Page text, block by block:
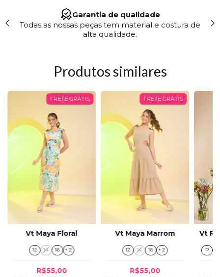
Garantia de qualidade
as nossas peças tem material e costura de
alta qualidade.
Produtos similares
FRETE GRÁTIS
Vt Maya Floral
12 14 16 + 2
R$55,00
FRETE GRÁTIS
Vt Maya Marrom
12 14 16 + 2
R$55,00
Vt
P